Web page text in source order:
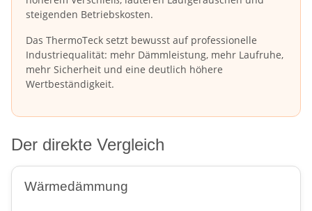
steigenden Betriebskosten.
Das ThermoTeck setzt bewusst auf professionelle
Industriequalität: mehr Dämmleistung, mehr Laufruhe,
mehr Sicherheit und eine deutlich höhere
Wertbeständigkeit.
Der direkte Vergleich
Wärmedämmung